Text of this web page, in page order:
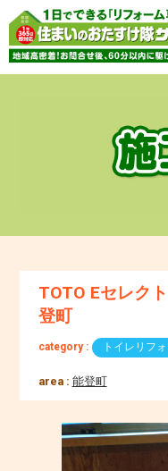
TOTO Eセレク
登町
category : トイレリフ
area : 能登町